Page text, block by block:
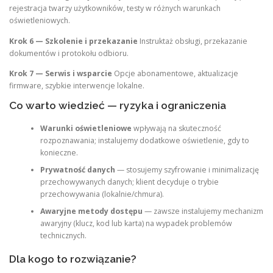
rejestracja twarzy użytkowników, testy w różnych warunkach
oświetleniowych.
Krok 6 — Szkolenie i przekazanie Instruktaż obsługi, przekazanie
dokumentów i protokołu odbioru.
Krok 7 — Serwis i wsparcie Opcje abonamentowe, aktualizacje
firmware, szybkie interwencje lokalne.
Co warto wiedzieć — ryzyka i ograniczenia
Warunki oświetleniowe wpływają na skuteczność
rozpoznawania; instalujemy dodatkowe oświetlenie, gdy to
konieczne.
Prywatność danych — stosujemy szyfrowanie i minimalizację
przechowywanych danych; klient decyduje o trybie
przechowywania (lokalnie/chmura).
Awaryjne metody dostępu — zawsze instalujemy mechanizm
awaryjny (klucz, kod lub karta) na wypadek problemów
technicznych.
Dla kogo to rozwiązanie?